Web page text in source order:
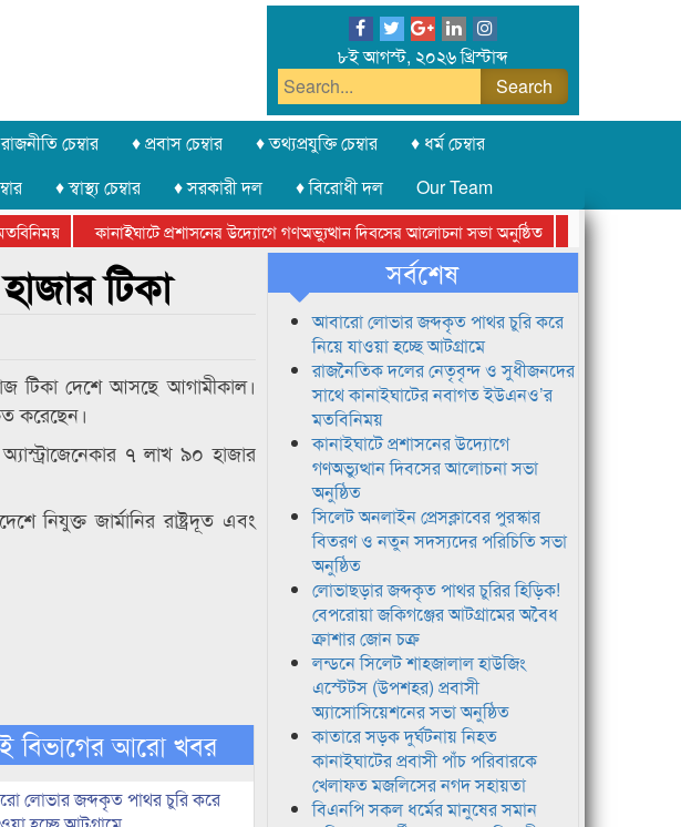
৮ই আগস্ট, ২০২৬ খ্রিস্টাব্দ
চেম্বার ♦ প্রবাস চেম্বার ♦ তথ্যপ্রযুক্তি চেম্বার
♦ ধর্ম চেম্বার
♦ স্বাস্থ্য চেম্বার ♦ সরকারী দল ♦ বিরোধী দল
Our Team
কানাইঘাটে প্রশাসনের উদ্যোগে গণঅভ্যুত্থান দিবসের আলোচনা সভা অনুষ্ঠিত
সিলেট অনলাইন
টিকা
টিকা দেশে আসছে আগামীকাল।
করেছেন।
৭ লাখ ৯০ হাজার
নিযুক্ত জার্মানির রাষ্ট্রদূত এবং
বিভাগের আরো খবর
লোভার জব্দকৃত পাথর চুরি করে
সর্বশেষ
আবারো লোভার জব্দকৃত পাথর চুরি করে
নিয়ে যাওয়া হচ্ছে আটগ্রামে
রাজনৈতিক দলের নেতৃবৃন্দ ও সুধীজনদের
সাথে কানাইঘাটের নবাগত ইউএনও’র
মতবিনিময়
কানাইঘাটে প্রশাসনের উদ্যোগে
গণঅভ্যুত্থান দিবসের আলোচনা সভা
অনুষ্ঠিত
সিলেট অনলাইন প্রেসক্লাবের পুরস্কার
বিতরণ ও নতুন সদস্যদের পরিচিতি সভা
অনুষ্ঠিত
লোভাছড়ার জব্দকৃত পাথর চুরির হিড়িক!
বেপরোয়া জকিগঞ্জের আটগ্রামের অবৈধ
ক্রাশার জোন চক্র
লন্ডনে সিলেট শাহজালাল হাউজিং
এস্টেটস (উপশহর) প্রবাসী
অ্যাসোসিয়েশনের সভা অনুষ্ঠিত
কাতারে সড়ক দুর্ঘটনায় নিহত
কানাইঘাটের প্রবাসী পাঁচ পরিবারকে
খেলাফত মজলিসের নগদ সহায়তা
বিএনপি সকল ধর্মের মানুষের সমান